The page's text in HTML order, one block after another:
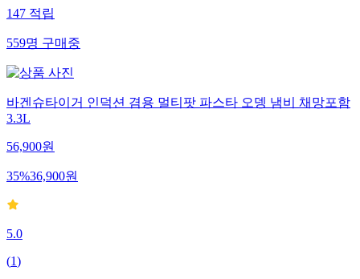
147적립
559명구매중
바겐슈타이거 인덕션 겸용 멀티팟 파스타 오뎅 냄비 채망포함
3.3L
56,900원
35%36,900원
5.0
(1)